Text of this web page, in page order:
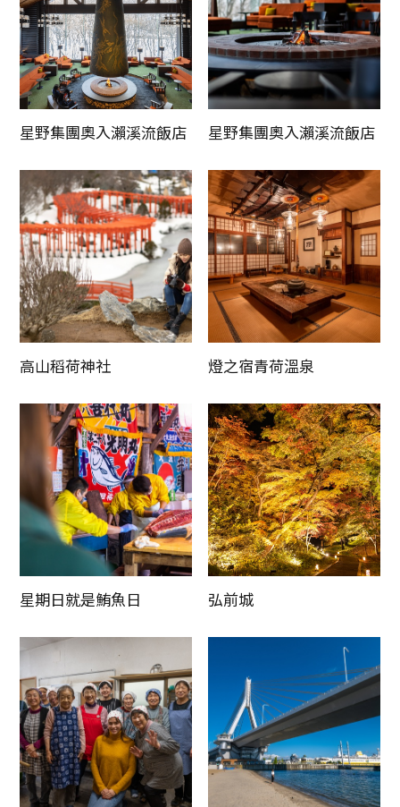
星野集團奧入瀨溪流飯店 星野集團奧入瀨溪流飯店
高山稻荷神社 燈之宿青荷溫泉
星期日就是鮪魚日 弘前城
Twitter分享
Facebook分享